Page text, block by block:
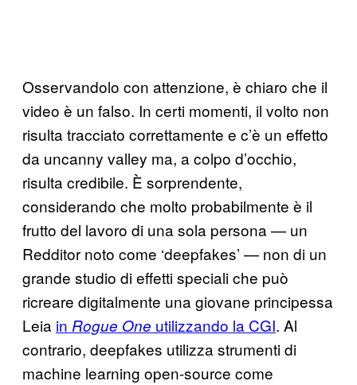
Osservandolo con attenzione, è chiaro che il
video è un falso. In certi momenti, il volto non
risulta tracciato correttamente e c’è un effetto
da uncanny valley ma, a colpo d’occhio,
risulta credibile. È sorprendente,
considerando che molto probabilmente è il
frutto del lavoro di una sola persona — un
Redditor noto come ‘deepfakes’ — non di un
grande studio di effetti speciali che può
ricreare digitalmente una giovane principessa
Leia in Rogue One utilizzando la CGI. Al
contrario, deepfakes utilizza strumenti di
machine learning open-source come